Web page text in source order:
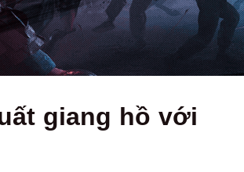
giang hồ với